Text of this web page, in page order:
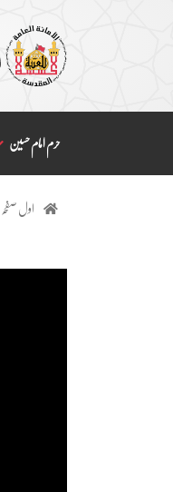
حرم امام حسین
اول صفحہ